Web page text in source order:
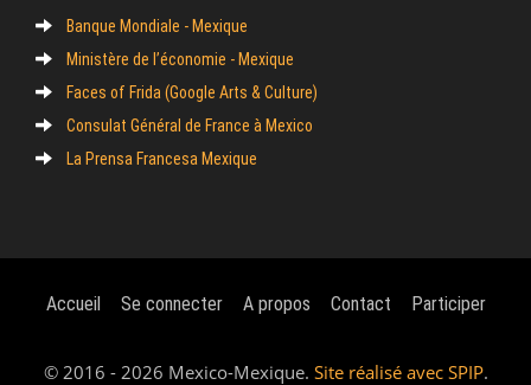
Banque Mondiale - Mexique
Ministère de l’économie - Mexique
Faces of Frida (Google Arts & Culture)
Consulat Général de France à Mexico
La Prensa Francesa Mexique
Accueil Se connecter A propos Contact Participer
© 2016 - 2026 Mexico-Mexique. Site réalisé avec SPIP.